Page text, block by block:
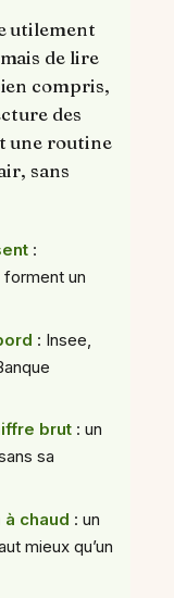
utilement
de lire
compris,
des
une routine
sans
:
un
: Insee,
brut : un
sa
chaud : un
mieux qu’un